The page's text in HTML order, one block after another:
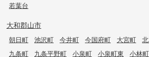
若葉台
大和郡山市
朝日町 池沢町 今井町 今国府町 大宮町
九条町
九条平野町 小泉町 小泉町東 小林町